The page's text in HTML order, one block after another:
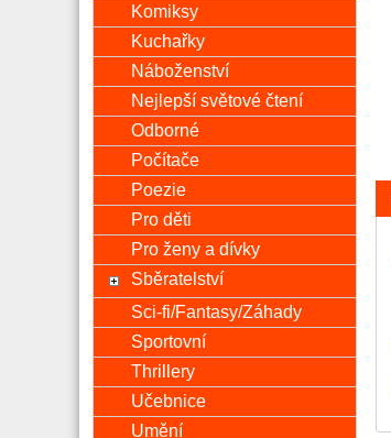
Komiksy
Kuchařky
Náboženství
Nejlepší světové čtení
Odborné
Počítače
Poezie
Pro děti
Pro ženy a dívky
Sběratelství
Sci-fi/Fantasy/Záhady
Sportovní
Thrillery
Učebnice
Umění